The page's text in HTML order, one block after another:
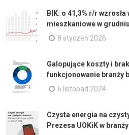
BIK: o 41,3% r/r
mieszkaniowe w
8 styczeń 2026
Galopujące koszty i
funkcjonowanie branży
6 listopad 2024
Czysta energia na
Prezesa UOKiK w